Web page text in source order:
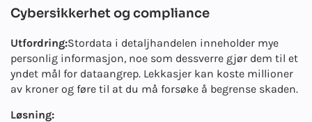
Cybersikkerhet og compliance
Utfordring:Stordata i detaljhandelen inneholder mye
personlig informasjon, noe som dessverre gjør dem til et
yndet mål for dataangrep. Lekkasjer kan koste millioner
av kroner og føre til at du må forsøke å begrense skaden.
Løsning: